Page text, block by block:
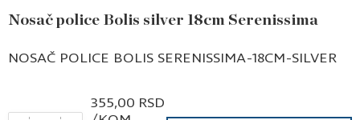
Nosač police Bolis silver 18cm Serenissima
NOSAČ POLICE BOLIS SERENISSIMA-18CM-SILVER
355,00 RSD